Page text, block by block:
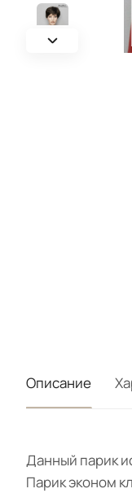
Описание
Данный парик
Парик эконом